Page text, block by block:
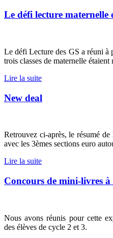
Le défi lecture maternelle
Le défi Lecture des GS a réuni à
trois classes de maternelle étaient
Lire la suite
New deal
Retrouvez ci-après, le résumé
avec les 3èmes sections euro
Lire la suite
Concours de mini-livres
Nous avons réunis pour cette
des élèves de cycle 2 et 3.